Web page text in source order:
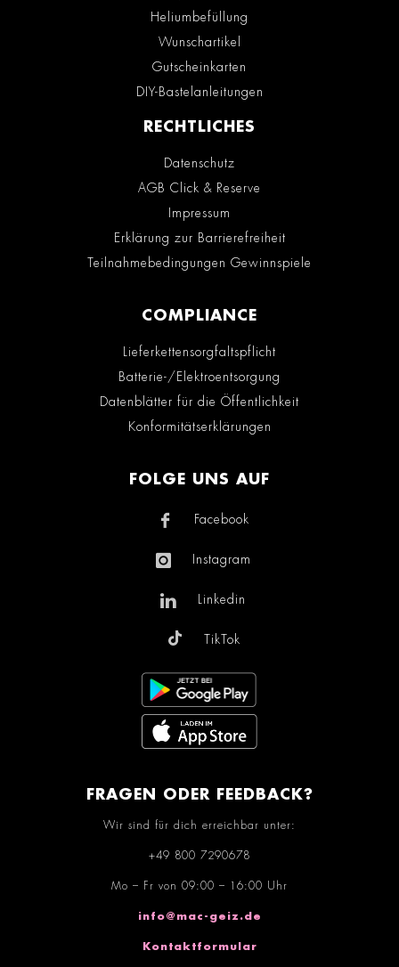
Heliumbefüllung
Wunschartikel
Gutscheinkarten
DIY-Bastelanleitungen
RECHTLICHES
Datenschutz
AGB Click & Reserve
Impressum
Erklärung zur Barrierefreiheit
Teilnahmebedingungen Gewinnspiele
COMPLIANCE
Lieferkettensorgfaltspflicht
Batterie-/Elektroentsorgung
Datenblätter für die Öffentlichkeit
Konformitätserklärungen
FOLGE UNS AUF
Facebook
Instagram
Linkedin
TikTok
FRAGEN ODER FEEDBACK?
Wir sind für dich erreichbar unter:
+49 800 7290678
Mo – Fr von 09:00 – 16:00 Uhr
info@mac-geiz.de
Kontaktformular